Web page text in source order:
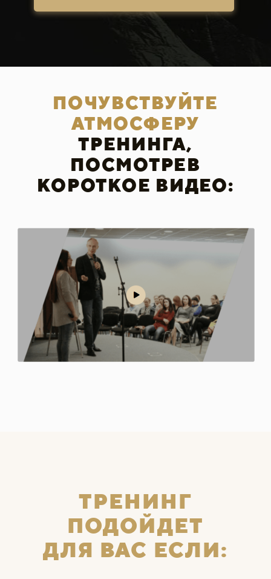
ПОЧУВСТВУЙТЕ
АТМОСФЕРУ
ТРЕНИНГА,
ПОСМОТРЕВ
КОРОТКОЕ ВИДЕО:
ТРЕНИНГ
ПОДОЙДЕТ
ДЛЯ ВАС ЕСЛИ: